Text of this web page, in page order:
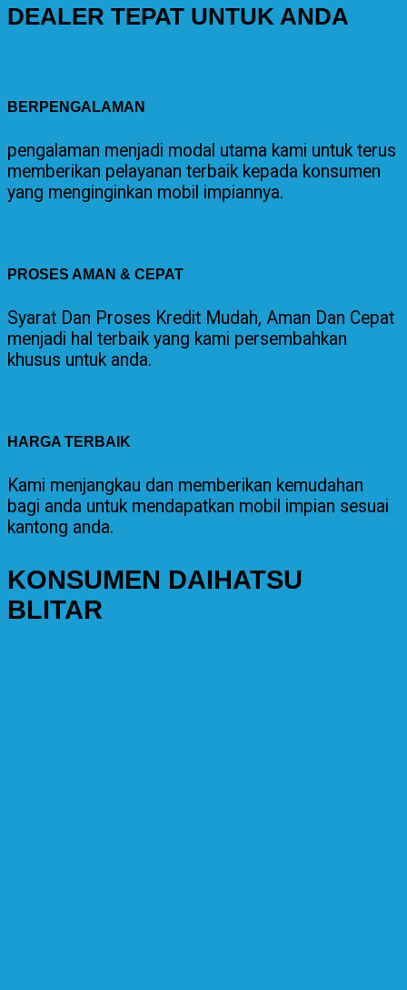
DEALER TEPAT UNTUK ANDA
BERPENGALAMAN
pengalaman menjadi modal utama kami untuk terus
memberikan pelayanan terbaik kepada konsumen
yang menginginkan mobil impiannya.
PROSES AMAN & CEPAT
Syarat Dan Proses Kredit Mudah, Aman Dan Cepat
menjadi hal terbaik yang kami persembahkan
khusus untuk anda.
HARGA TERBAIK
Kami menjangkau dan memberikan kemudahan
bagi anda untuk mendapatkan mobil impian sesuai
kantong anda.
KONSUMEN DAIHATSU
BLITAR